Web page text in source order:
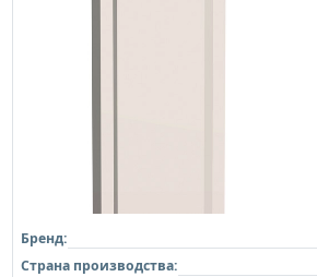
Бренд:
Страна производства: